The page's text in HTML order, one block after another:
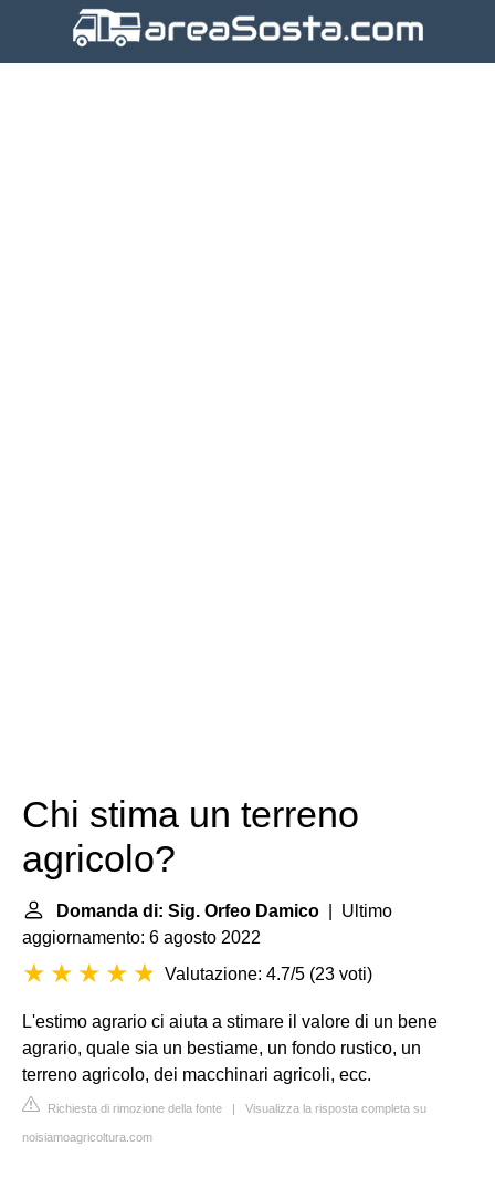
Chi stima un terreno
agricolo?
Domanda di: Sig. Orfeo Damico | Ultimo
aggiornamento: 6 agosto 2022
Valutazione: 4.7/5 (23 voti)
L'estimo agrario ci aiuta a stimare il valore di un bene
agrario, quale sia un bestiame, un fondo rustico, un
terreno agricolo, dei macchinari agricoli, ecc.
Richiesta di rimozione della fonte | Visualizza la risposta completa su
noisiamoagricoltura.com